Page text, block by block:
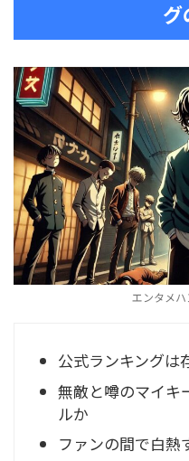
グ
エンタメ
公式ランキングは
無敵と噂のマイキ
ルか
ファンの間で白熱